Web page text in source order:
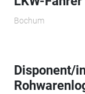
Bochum
Disponent/